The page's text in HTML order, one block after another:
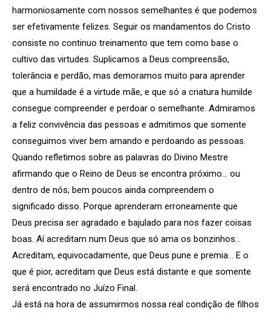
harmoniosamente com nossos semelhantes é que podemos
ser efetivamente felizes. Seguir os mandamentos do Cristo
consiste no continuo treinamento que tem como base o
cultivo das virtudes. Suplicamos a Deus compreensão,
tolerância e perdão, mas demoramos muito para aprender
que a humildade é a virtude mãe, e que só a criatura humilde
consegue compreender e perdoar o semelhante. Admiramos
a feliz convivência das pessoas e admitimos que somente
conseguimos viver bem amando e perdoando as pessoas.
Quando refletimos sobre as palavras do Divino Mestre
afirmando que o Reino de Deus se encontra próximo… ou
dentro de nós; bem poucos ainda compreendem o
significado disso. Porque aprenderam erroneamente que
Deus precisa ser agradado e bajulado para nos fazer coisas
boas. Aí acreditam num Deus que só ama os bonzinhos…
Acreditam, equivocadamente, que Deus pune e premia… E o
que é pior, acreditam que Deus está distante e que somente
será encontrado no Juízo Final.
Já está na hora de assumirmos nossa real condição de filhos